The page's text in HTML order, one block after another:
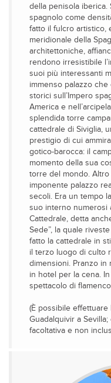
della penisola iberica.
spagnolo come
fatto il fulcro artistico,
meridionale della
architettoniche,
rendono irresistibile
suoi più interessanti
immenso palazzo
storici sull’Impero
America e
splendida torre
cattedrale di Siviglia,
prestigio di cui
gotico-barocca: il
momento della sua
torre del mondo. Altro
imponente palazzo
secoli. Era un tempo
suo interno numerosi
Cattedrale, detta
Sede”, la quale
fatto la cattedrale in
il terzo luogo di culto
dimensioni. Pranzo in
in hotel per la cena.
spettacolo di
(È possibile effettuare
Guadalquivir a
facoltativa e non